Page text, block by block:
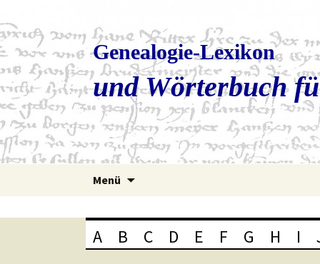
Genealogie-Lexikon
und Wörterbuch
Menü
A B C D E F G H I